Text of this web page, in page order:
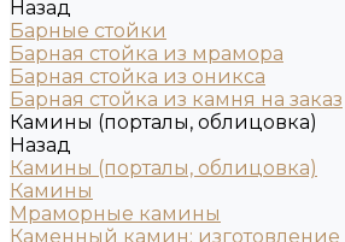
Назад
Барные стойки
Барная стойка из мрамора
Барная стойка из оникса
Барная стойка из камня на заказ
Камины (порталы, облицовка)
Назад
Камины (порталы, облицовка)
Камины
Мраморные камины
Каменный камин: изготовление